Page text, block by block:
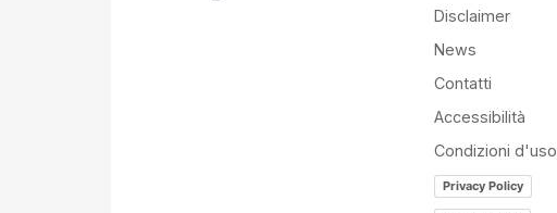
Disclaimer
News
Contatti
Accessibilità
Condizioni d'uso
Privacy Policy